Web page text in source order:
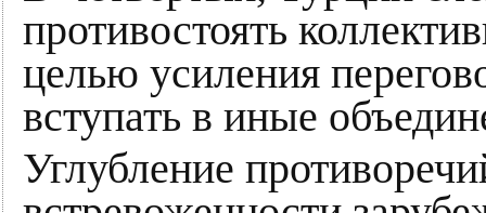
противостоять
целью усиления
вступать в иные
Углубление